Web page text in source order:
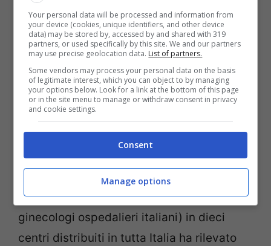
problema della disidratazione e della
secchezza delle labbra nelle giornate più
calde. Così, aggiungendo ingredienti
naturali per renderli anche gradevoli,
Denise ha creato i “Lillipops”.
I portentosi ghiaccioli sono arrivati nel
nostro Paese a fine 2010 e sono stati
subito un successo. Una sperimentazione
condotta dall’Aogoi(Associazione ostetrici
ginecologi ospedalieri italiani) in dieci
centri distribuiti in tutta Italia ha rilevato
Your personal data will be processed and information from
your device (cookies, unique identifiers, and other device
data) may be stored by, accessed by and shared with 319
partners, or used specifically by this site. We and our partners
may use precise geolocation data. List of partners.
Some vendors may process your personal data on the basis
of legitimate interest, which you can object to by managing
your options below. Look for a link at the bottom of this page
or in the site menu to manage or withdraw consent in privacy
and cookie settings.
Consent
Manage options